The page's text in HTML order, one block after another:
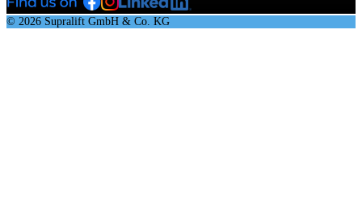
© 2026 Supralift GmbH & Co. KG